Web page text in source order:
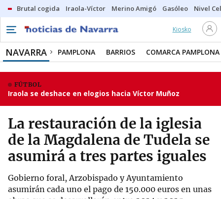
Brutal cogida Iraola-Víctor Merino Amigó Gasóleo Nivel
Kiosko
NAVARRA PAMPLONA BARRIOS COMARCA PAMPLONA
FÚTBOL
Iraola se deshace en elogios hacia Víctor Muñoz
La restauración de la iglesia
de la Magdalena de Tudela se
asumirá a tres partes iguales
Gobierno foral, Arzobispado y Ayuntamiento
asumirán cada uno el pago de 150.000 euros en unas